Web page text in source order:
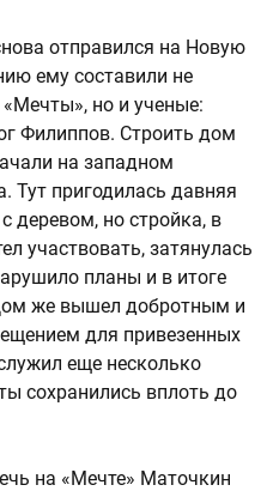
отправился на Новую
ему составили не
но и ученые:
Филиппов. Строить дом
на западном
Тут пригодилась давняя
деревом, но стройка, в
участвовать, затянулась
планы и в итоге
же вышел добротным и
для привезенных
еще несколько
сохранились вплоть до
на «Мечте» Маточкин